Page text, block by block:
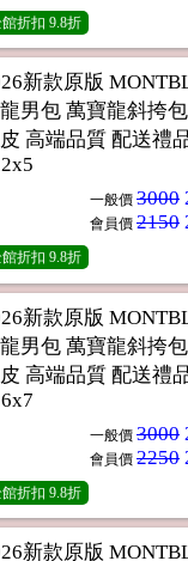
折扣 9.8折
新款原版
男包 萬寶龍斜挎
高端品質 配送禮
一般價 3000
會員價 2150
折扣 9.8折
新款原版
男包 萬寶龍斜挎
高端品質 配送禮
一般價 3000
會員價 2250
折扣 9.8折
新款原版